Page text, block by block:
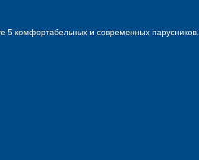
5 комфортабельных и современных парусников.